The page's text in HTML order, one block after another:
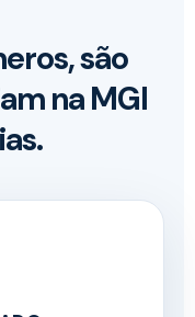
são
na MGI